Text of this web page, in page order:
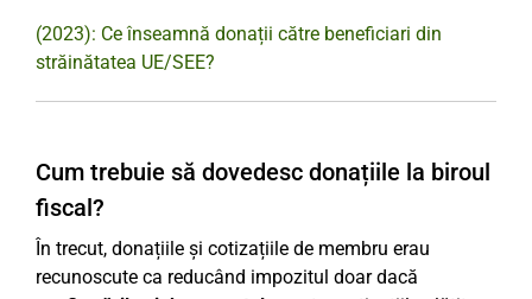
(2023): Ce înseamnă donații către beneficiari din
străinătatea UE/SEE?
Cum trebuie să dovedesc donațiile la biroul
fiscal?
În trecut, donațiile și cotizațiile de membru erau
recunoscute ca reducând impozitul doar dacă